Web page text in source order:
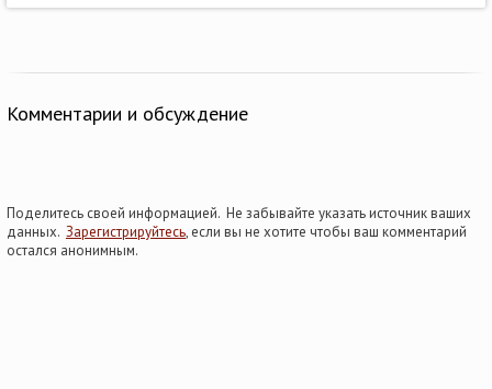
Комментарии и обсуждение
Поделитесь своей информацией. Не забывайте указать источник ваших
данных. Зарегистрируйтесь, если вы не хотите чтобы ваш комментарий
остался анонимным.